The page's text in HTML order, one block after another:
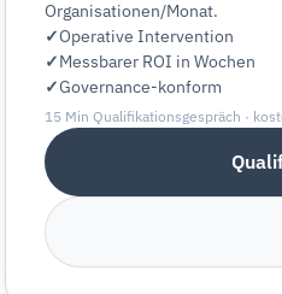
Organisationen/Monat.
Operative Intervention
Messbarer ROI in Wochen
Governance-konform
15 Min Qualifikationsgespräch ·